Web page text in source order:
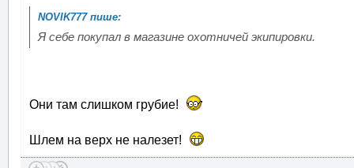
Я себе покупал в магазине охотничей экипировки.
Они там слишком грубие!
Шлем на верх не налезет!